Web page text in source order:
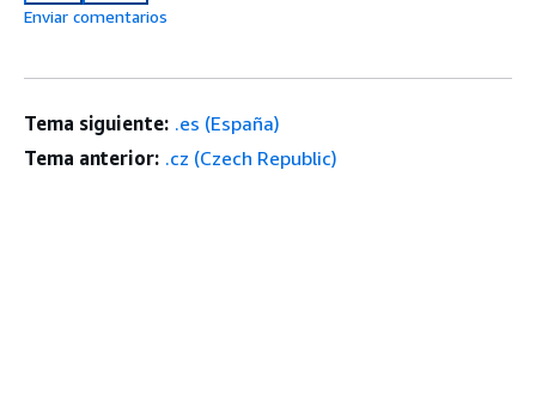
Enviar comentarios
Tema siguiente: .es (España)
Tema anterior: .cz (Czech Republic)